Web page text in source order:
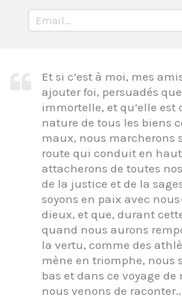
Et si c’est à moi, mes
ajouter foi, persuadés
immortelle, et qu’elle est
nature de tous les biens
maux, nous marcherons
route qui conduit en
attacherons de toutes
de la justice et de la
soyons en paix avec
dieux, et que, durant
quand nous aurons
la vertu, comme des
mène en triomphe, nous
bas et dans ce voyage
nous venons de raconter..